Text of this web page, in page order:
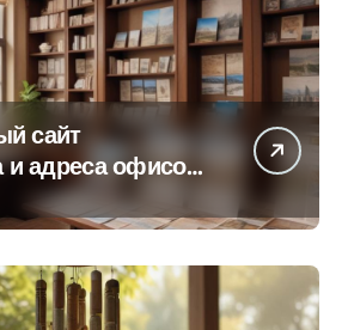
сайт
и адреса офисов